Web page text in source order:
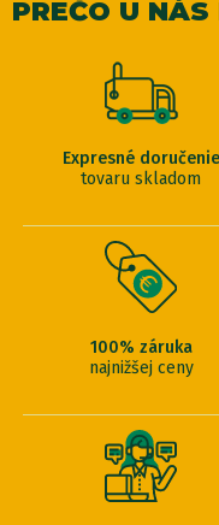
PREČO U
Expresné doručenie
tovaru skladom
100% záruka
najnižšej ceny